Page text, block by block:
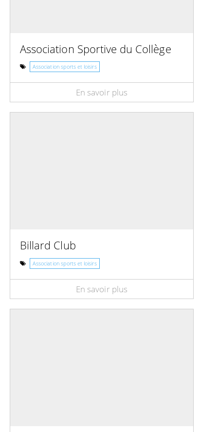
Association Sportive du Collège
Association sports et loisirs
En savoir plus
Billard Club
Association sports et loisirs
En savoir plus